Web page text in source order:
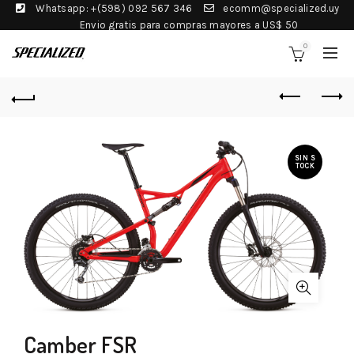
Whatsapp: +(598) 092 567 346
ecomm@specialized.uy
Envio gratis para compras mayores a US$ 50
0
SIN S
TOCK
Camber FSR